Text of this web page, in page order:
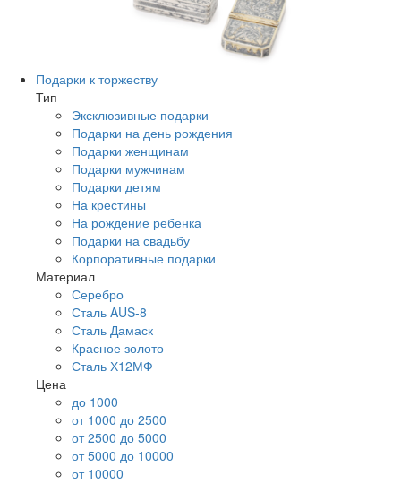
Подарки к торжеству
Тип
Эксклюзивные подарки
Подарки на день рождения
Подарки женщинам
Подарки мужчинам
Подарки детям
На крестины
На рождение ребенка
Подарки на свадьбу
Корпоративные подарки
Материал
Серебро
Сталь AUS-8
Сталь Дамаск
Красное золото
Сталь Х12МФ
Цена
до 1000
от 1000 до 2500
от 2500 до 5000
от 5000 до 10000
от 10000